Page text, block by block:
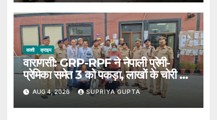
काशी क्राइम
वाराणसी: GRP-RPF ने नेपाली प्रेमी-
प्रेमिका समेत 3 को पकड़ा, लाखों के चोरी का
सामान बरामद
AUG 4, 2026 SUPRIYA GUPTA